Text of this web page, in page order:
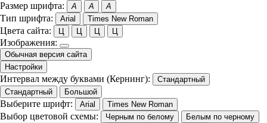
Размер шрифта: A A A
Тип шрифта: Arial Times New Roman
Цвета сайта: Ц Ц Ц Ц
Изображения:
Обычная версия сайта
Настройки
Интервал между буквами (Кернинг):
Стандартный
Стандартный
Большой
Выберите шрифт: Arial Times New Roman
Выбор цветовой схемы: Черным по белому
Белым по черному